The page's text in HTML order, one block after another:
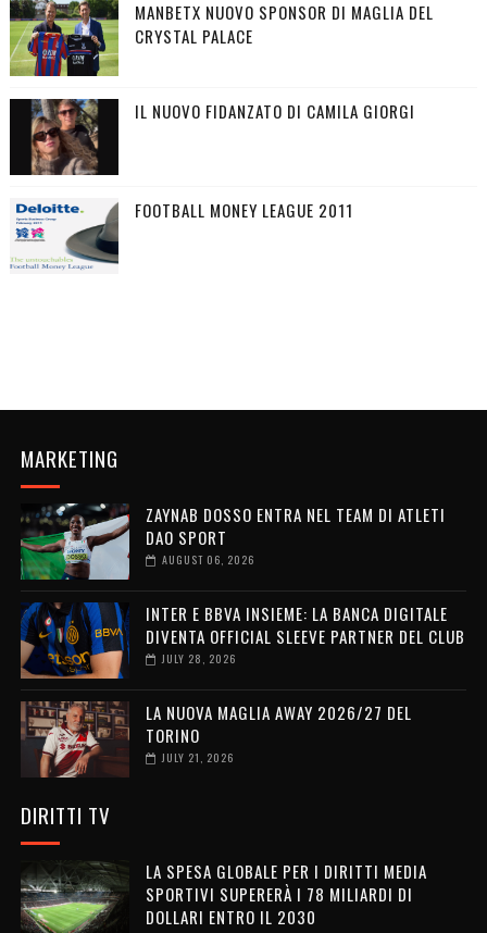
MANBETX NUOVO SPONSOR DI MAGLIA DEL
CRYSTAL PALACE
IL NUOVO FIDANZATO DI CAMILA GIORGI
FOOTBALL MONEY LEAGUE 2011
MARKETING
ZAYNAB DOSSO ENTRA NEL TEAM DI ATLETI
DAO SPORT
AUGUST 06, 2026
INTER E BBVA INSIEME: LA BANCA DIGITALE
DIVENTA OFFICIAL SLEEVE PARTNER DEL CLUB
JULY 28, 2026
LA NUOVA MAGLIA AWAY 2026/27 DEL
TORINO
JULY 21, 2026
DIRITTI TV
LA SPESA GLOBALE PER I DIRITTI MEDIA
SPORTIVI SUPERERÀ I 78 MILIARDI DI
DOLLARI ENTRO IL 2030